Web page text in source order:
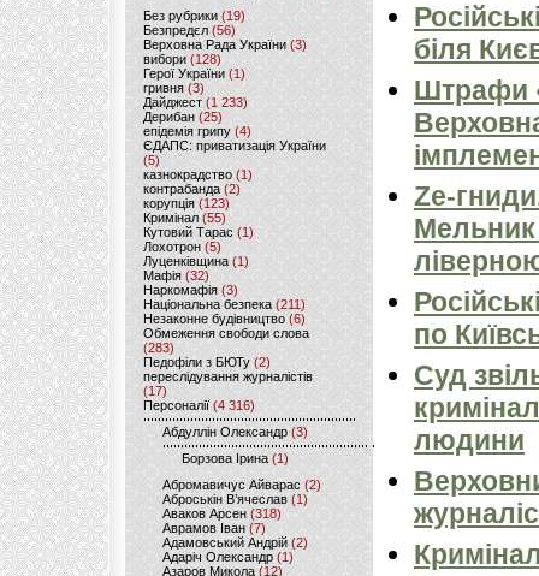
Без рубрики (19)
Безпредєл(56)
Верховна Рада України (3)
вибори(128)
Герої України(1)
гривня (3)
Дайджест (1 233)
Дерибан (25)
епідемія грипу (4)
ЄДАПС: приватизація України
(5)
казнокрадство (1)
контрабанда (2)
корупція (123)
Кримінал (55)
Кутовий Тарас (1)
Лохотрон(5)
Луценківщина (1)
Мафія (32)
Наркомафія (3)
Національна безпека (211)
Незаконне будівництво(6)
Обмеження свободи слова
(283)
Педофіли з БЮТу (2)
переслідування журналістів
(17)
Персоналії (4 316)
Абдуллін Олександр (3)
Борзова Ірина(1)
Абромавичус Айварас (2)
Аброськін В’ячеслав(1)
Аваков Арсен (318)
Аврамов Іван (7)
Адамовський Андрій(2)
Адаріч Олександр (1)
Азаров Микола (12)
біля
Штрафи
Ze-
по
Суд
людини